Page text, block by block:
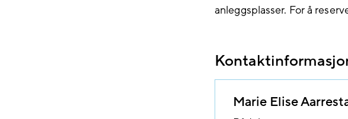
anleggsplasser. For å
Marie Elise